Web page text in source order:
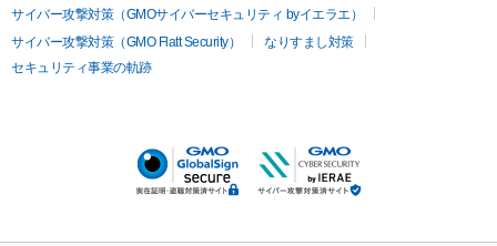
サイバー攻撃対策（GMOサイバーセキュリティ byイエラエ）
サイバー攻撃対策（GMO Flatt Security）
なりすまし対策
セキュリティ事業の軌跡